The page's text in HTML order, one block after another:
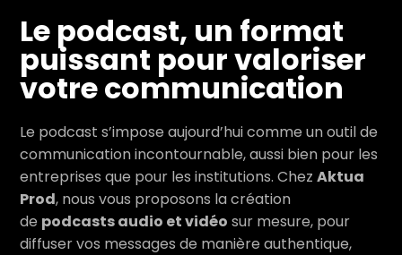
Le podcast, un format
puissant pour valoriser
votre communication
Le podcast s’impose aujourd’hui comme un outil de
communication incontournable, aussi bien pour les
entreprises que pour les institutions. Chez Aktua
Prod, nous vous proposons la création
de podcasts audio et vidéo sur mesure, pour
diffuser vos messages de manière authentique,